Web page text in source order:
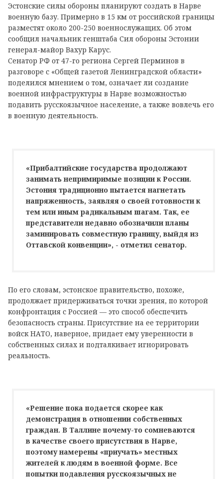
Эстонские силы обороны планируют создать в Нарве
военную базу. Примерно в 15 км от российской границы
разместят около 200-250 военнослужащих. Об этом
сообщил начальник генштаба Сил обороны Эстонии
генерал-майор Вахур Карус.
Сенатор РФ от 47-го региона Сергей Перминов в
разговоре с «Общей газетой Ленинградской области»
поделился мнением о том, означает ли создание
военной инфраструктуры в Нарве возможностью
подавить русскоязычное население, а также вовлечь его
в военную деятельность.
«Прибалтийские государства продолжают
занимать непримиримые позиции к России.
Эстония традиционно пытается нагнетать
напряженность, заявляя о своей готовности к
тем или иным радикальным шагам. Так, ее
представители недавно обозначили планы
заминировать совместную границу, выйдя из
Оттавской конвенции», - отметил сенатор.
По его словам, эстонское правительство, похоже,
продолжает придерживаться точки зрения, по которой
конфронтация с Россией — это способ обеспечить
безопасность страны. Присутствие на ее территории
войск НАТО, наверное, придает ему уверенности в
собственных силах и подталкивает игнорировать
реальность.
«Решение пока подается скорее как
демонстрация в отношении собственных
граждан. В Таллине почему-то сомневаются
в качестве своего присутствия в Нарве,
поэтому намерены «приучать» местных
жителей к людям в военной форме. Все
попытки подавления русскоязычных не